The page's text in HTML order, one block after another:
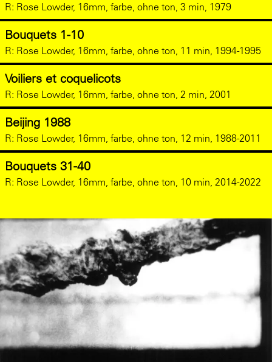
R: Rose Lowder, 16mm, farbe, ohne ton, 3 min, 1979
Bouquets 1-10
R: Rose Lowder, 16mm, farbe, ohne ton, 11 min, 1994-1995
Voiliers et coquelicots
R: Rose Lowder, 16mm, farbe, ohne ton, 2 min, 2001
Beijing 1988
R: Rose Lowder, 16mm, farbe, ohne ton, 12 min, 1988-2011
Bouquets 31-40
R: Rose Lowder, 16mm, farbe, ohne ton, 10 min, 2014-2022